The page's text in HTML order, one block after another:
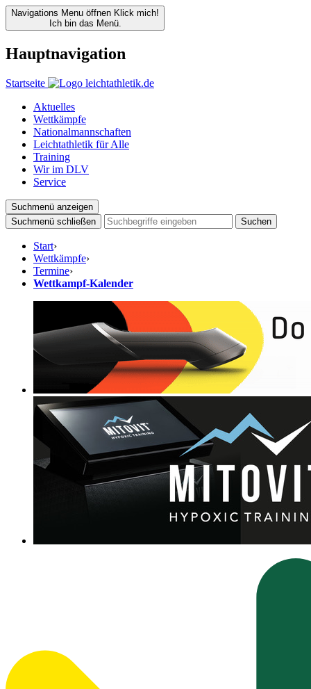
Navigations Menu öffnen Klick mich!
Ich bin das Menü.
Hauptnavigation
Startseite
Aktuelles
Wettkämpfe
Nationalmannschaften
Leichtathletik für Alle
Training
Wir im DLV
Service
Suchmenü anzeigen
Suchmenü schließen
Suchen
Start›
Wettkämpfe›
Termine›
Wettkampf-Kalender